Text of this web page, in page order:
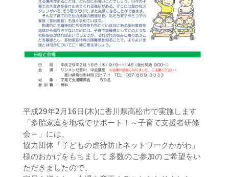
平成29年2月16日(木)に香川県高松市で実施します
「多胎家庭を地域でサポート！～子育て支援者研修
会～」には、
協力団体「子どもの虐待防止ネットワークかがわ」
様のおかげをもちまして 多数のご参加のご希望をい
ただきましたので、